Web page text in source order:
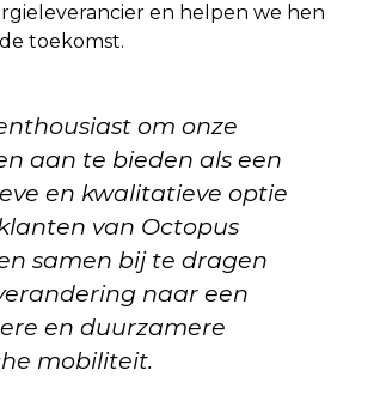
en helpen we hen
toekomst.
om onze
aan te bieden als een
en kwalitatieve optie
van Octopus
samen bij te dragen
naar een
en duurzamere
mobiliteit.